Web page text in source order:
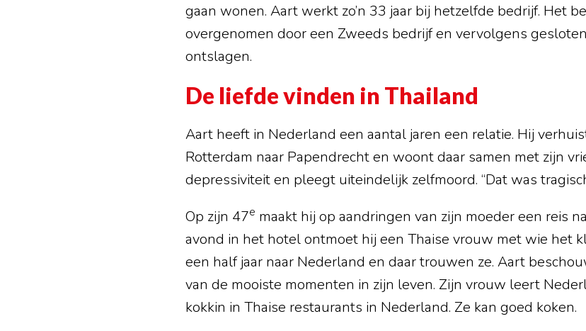
gaan wonen. Aart werkt zo’n 33 jaar bij hetzelfde bedrijf. Het
overgenomen door een Zweeds bedrijf en vervolgens
ontslagen.
De liefde vinden in Thailand
Aart heeft in Nederland een aantal jaren een relatie. Hij
Rotterdam naar Papendrecht en woont daar samen met zijn
depressiviteit en pleegt uiteindelijk zelfmoord. “Dat was
Op zijn 47e maakt hij op aandringen van zijn moeder een reis
avond in het hotel ontmoet hij een Thaise vrouw met wie het
een half jaar naar Nederland en daar trouwen ze. Aart
van de mooiste momenten in zijn leven. Zijn vrouw leert
kokkin in Thaise restaurants in Nederland. Ze kan goed koken.